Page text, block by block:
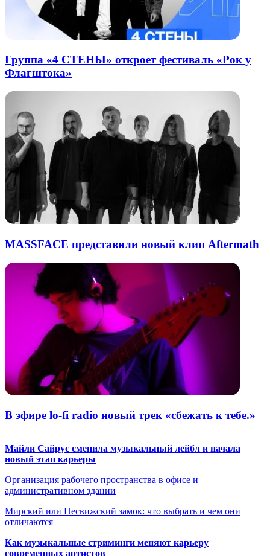
Группа «4 СТЕНЫ» откроет фестиваль «Рок у
Флагштока»
MASSFACE представили новый клип Aftermath
В эфире lo-fi radio новый трек «cбежать к тебе.»
Майли Сайрус сменила музыкальный лейбл и начала
новый этап карьеры
Организация рабочего пространства в офисе и
административном здании
Мирский или Несвижский замок: что выбрать и чем они
отличаются
Как музыкальные стриминги меняют карьеру
современных артистов